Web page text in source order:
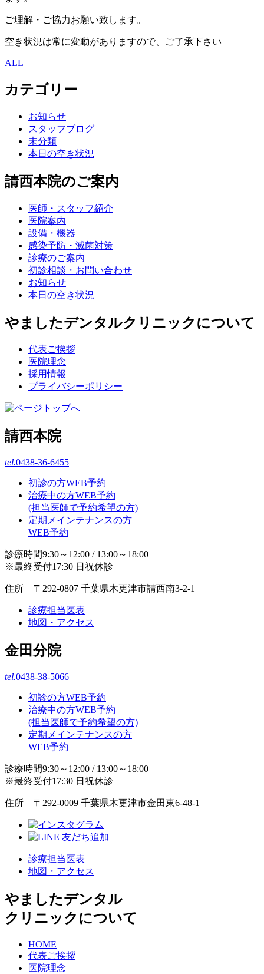
ご理解・ご協力お願い致します。
空き状況は常に変動がありますので、ご了承下さい
ALL
カテゴリー
お知らせ
スタッフブログ
未分類
本日の空き状況
請西本院のご案内
医師・スタッフ紹介
医院案内
設備・機器
感染予防・滅菌対策
診療のご案内
初診相談・お問い合わせ
お知らせ
本日の空き状況
やましたデンタルクリニックについて
代表ご挨拶
医院理念
採用情報
プライバシーポリシー
請西本院
tel.0438-36-6455
初診の方WEB予約
治療中の方WEB予約
(担当医師で予約希望の方)
定期メインテナンスの方
WEB予約
診療時間9:30～12:00 / 13:00～18:00
※最終受付17:30 日祝休診
住所 〒292-0807 千葉県木更津市請西南3-2-1
診療担当医表
地図・アクセス
金田分院
tel.0438-38-5066
初診の方WEB予約
治療中の方WEB予約
(担当医師で予約希望の方)
定期メインテナンスの方
WEB予約
診療時間9:30～12:00 / 13:00～18:00
※最終受付17:30 日祝休診
住所 〒292-0009 千葉県木更津市金田東6-48-1
診療担当医表
地図・アクセス
やましたデンタル
クリニックについて
HOME
代表ご挨拶
医院理念